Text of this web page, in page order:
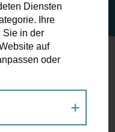
DIE FANTASIE
Diensten
Ihre
Sie in der
auf
oder